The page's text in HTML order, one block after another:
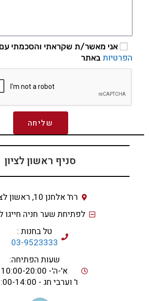
אני מאשר/ת שקראתי והסכמתי עם
הפרטיות באתר
שליחה
סניף ראשון לציון
רח' אלחנן 10, ראשון לציון
לפתיחת שער חניה חייגו
טל בחנות :
03-9523333
שעות הפתיחה:
א'-ה'- 10:00-20:00
ו' וערבי חג - 09:00-14:00